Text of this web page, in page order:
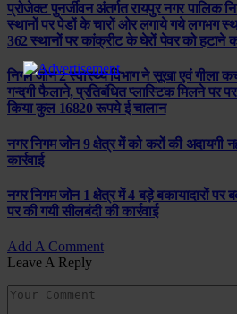
प्रोजेक्ट पुनर्जीवन अंतर्गत रायपुर नगर पालिक
स्थानों पर पेडों के चारों ओर लगाये गये लगभग
362 स्थानों पर कांक्रीट के घेरों पेवर को हटाने
निगम जोन 2 स्वास्थ्य विभाग ने सूखा एवं
गन्दगी फैलाने, प्रतिबंधित प्लास्टिक मिलने पर
किया कुल 16820 रूपये ई चालान
नगर निगम जोन 9 क्षेत्र में को करों की अदायगी
कार्रवाई
नगर निगम जोन 1 क्षेत्र में 4 बड़े बकायादारों पर
पर की गयी सीलबंदी की कार्रवाई
Add A Comment
Leave A Reply